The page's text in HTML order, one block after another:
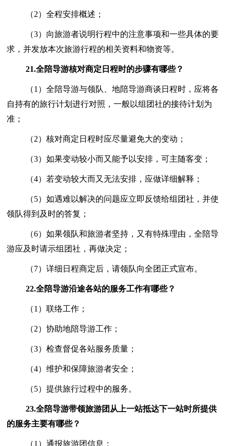
（2）全程安排概述；
（3）向旅游者说明行程中的注意事项和一些具体的要
求，并发放本次旅游行程的相关资料和物资等。
21.全陪导游核对商定日程时的步骤有哪些？
（1）全陪导游与领队、地陪导游商谈日程时，应将各
自持有的旅行计划进行对照，一般以组团社的接待计划为
准；
（2）核对商定日程时应尽量避免大的变动；
（3）如果变动较小而又能予以安排，可主随客变；
（4）若变动较大而又无法安排，应做详细解释；
（5）如遇难以解决的问题应立即反馈给组团社，并使
领队得到及时的答复；
（6）如果领队和旅游者坚持，又有特殊理由，全陪导
游应及时请示组团社，再做决定；
（7）详细日程商定后，请领队向全团正式宣布。
22.全陪导游沿途各站的服务工作有哪些？
（1）联络工作；
（2）协助地陪导游工作；
（3）检查督促各站服务质量；
（4）维护和保障旅游者安全；
（5）提供旅行过程中的服务。
23.全陪导游带领旅游团从上一站抵达下一站时所提供
的服务主要有哪些？
（1）通报旅游团信息；